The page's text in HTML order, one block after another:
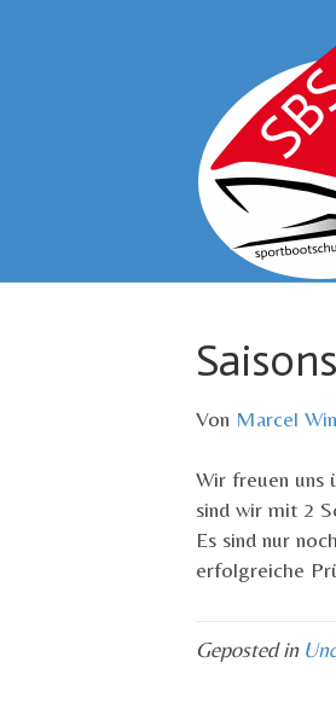
Von Marcel
Wir freuen uns
sind wir mit 2
Es sind nur
erfolgreiche
Geposted in